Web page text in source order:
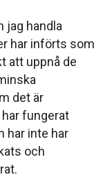
jag handla
har införts som
att uppnå de
det är
fungerat
har inte har
och